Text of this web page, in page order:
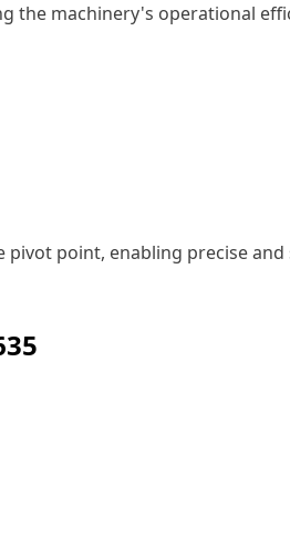
the machinery's operational
point, enabling precise